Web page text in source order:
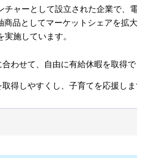
チャーとして設立された企業で、電
商品としてマーケットシェアを拡大
実施しています。
わせて、自由に有給休暇を取得で
得しやすくし、子育てを応援しま